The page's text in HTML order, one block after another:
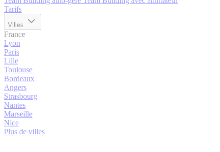
Tarifs
Villes
France
Lyon
Paris
Lille
Toulouse
Bordeaux
Angers
Strasbourg
Nantes
Marseille
Nice
Plus de villes